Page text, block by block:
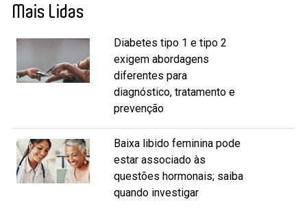
Mais Lidas
Diabetes tipo 1 e tipo 2
exigem abordagens
diferentes para
diagnóstico, tratamento e
prevenção
Baixa libido feminina pode
estar associado às
questões hormonais; saiba
quando investigar